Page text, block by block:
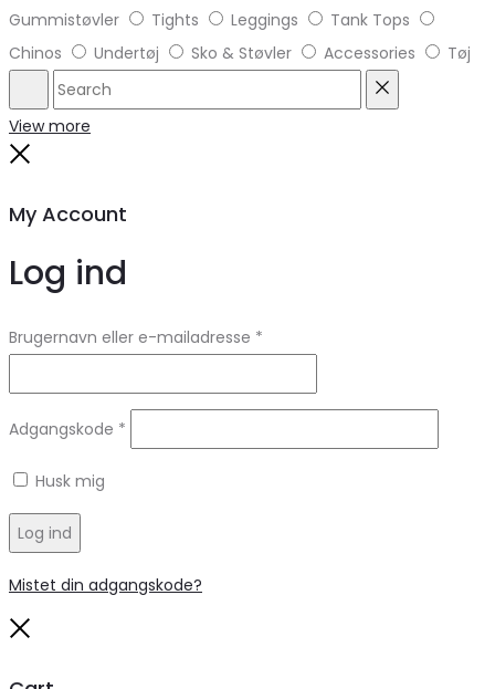
Gummistøvler
Tights Leggings
Tank Tops
Chinos
Undertøj Sko & Støvler Accessories Tøj
Search
View more
My Account
Log ind
Brugernavn eller e-mailadresse *
Adgangskode *
Husk mig
Log ind
Mistet din adgangskode?